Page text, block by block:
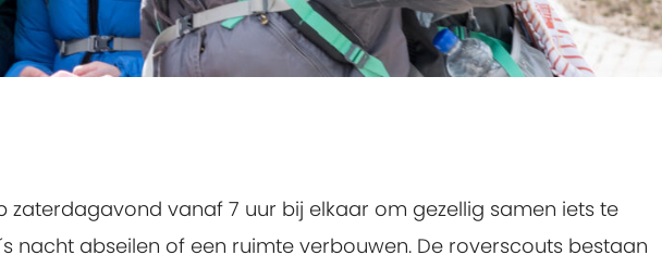
zaterdagavond vanaf 7 uur bij elkaar om gezellig samen iets te
nacht abseilen of een ruimte verbouwen. De roverscouts bestaan